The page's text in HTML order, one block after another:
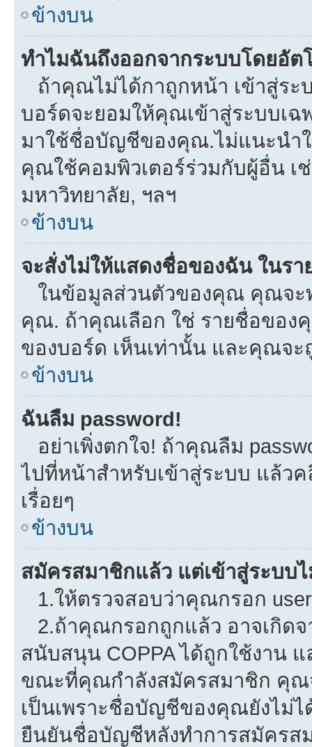
ข้างบน
ทำไมฉันถึงออกจากระบบโดยอัต
ถ้าคุณไม่ได้กาถูกหน้า เข้าสู่ระ
บอร์ดจะยอมให้คุณเข้าสู่ระบบเ
มาใช้ชื่อบัญชีของคุณ.ไม่แนะนำ
คุณใช้คอมพิวเตอร์ร่วมกับผู้อื่น เ
มหาวิทยาลัย, ฯลฯ
ข้างบน
จะสั่งไม่ให้แสดงชื่อของฉัน ในร
ในข้อมูลส่วนตัวของคุณ คุณจะ
คุณ. ถ้าคุณเลือก ใช่ รายชื่อของ
ของบอร์ด เห็นเท่านั้น และคุณจ
ข้างบน
ฉันลืม password!
อย่าเพิ่งตกใจ! ถ้าคุณลืม
ไปที่หน้าสำหรับเข้าสู่ระบบ แล้ว
เรื่อยๆ
ข้างบน
สมัครสมาชิกแล้ว แต่เข้าสู่ระบบ
1.ให้ตรวจสอบว่าคุณกรอก
2.ถ้าคุณกรอกถูกแล้ว อาจเกิดจ
สนับสนุน COPPA ได้ถูกใช้งาน
ขณะที่คุณกำลังสมัครสมาชิก คุณ
เป็นเพราะชื่อบัญชีของคุณยังไม่
ยืนยันชื่อบัญชีหลังทำการสมัครส